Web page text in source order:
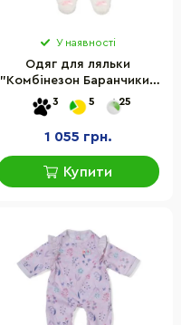
У наявності
Одяг для ляльки
"Комбінезон Баранчики"
BABY born 838853 розмір
43 см
3 5 25
1 055 грн.
Купити